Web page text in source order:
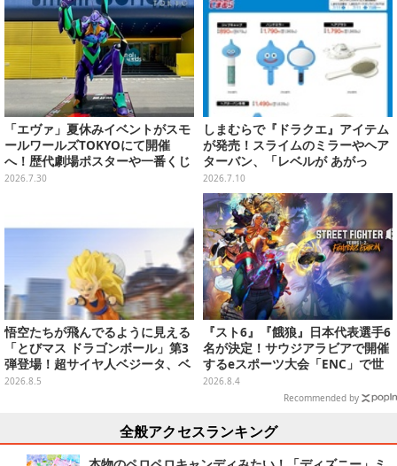
「エヴァ」夏休みイベントがスモ
ールワールズTOKYOにて開催
へ！歴代劇場ポスターや一番くじ
商品の展示、オリジナルグッズ・
2026.7.30
しまむらで『ドラクエ』アイテム
が発売！スライムのミラーやヘア
ターバン、「レベルが あがっ
た！」アクセサリーなど
2026.7.10
悟空たちが飛んでるように見える
「とびマス ドラゴンボール」第3
弾登場！超サイヤ人ベジータ、ベ
ジットなど全6種
2026.8.5
『スト6』『餓狼』日本代表選手6
名が決定！サウジアラビアで開催
するeスポーツ大会「ENC」で世
界に挑む
2026.8.4
Recommended by
全般アクセスランキング
本物のペロペロキャンディみたい！「ディズニー」ミ